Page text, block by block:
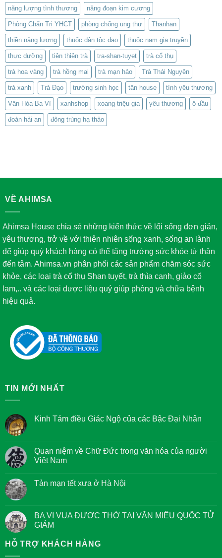
năng lượng tình thương năng đoạn kim cương
Phòng Chẩn Trị YHCT phòng chống ung thư Thanhan
thiền năng lượng thuốc dân tộc dao thuốc nam gia truyền
thực dưỡng tiên thiên trà tra-shan-tuyet trà cổ thụ
trà hoa vàng trà hồng mai trà mạn hảo Trà Thái Nguyên
trà xanh Trà Đạo trường sinh học tân house tình yêu thương
Vân Hòa Ba Vì xanhshop xoang triệu gia yêu thương ô đầu
đoàn hải an đông trùng hạ thảo
VỀ AHIMSA
Ahimsa House chia sẻ những kiến thức về lối sống đơn giản,
yêu thương, trở về với thiên nhiên sống xanh, sống an lành
để giúp quý khách hàng có thể tăng trưởng sức khỏe từ thân
đến tâm. Ahimsa.vn phân phối các sản phẩm chăm sóc sức
khỏe, các loại trà cổ thụ Shan tuyết, trà thìa canh, giảo cổ
lam,.. và các loại dược liệu quý giúp phòng và chữa bệnh
hiệu quả.
TIN MỚI NHẤT
Kinh Tám điều Giác Ngộ của các Bậc Đại Nhân
luận
ở
Kinh
Giác
Ngộ
Đại
Nhân
Quan niệm về Chữ Đức trong văn hóa của người
Việt Nam
bình
về
Chữ
Đức
văn
hóa
Tản mạn tết xưa ở Hà Nội
luận
ở
Tản
xưa
BA VỊ VUA ĐƯỢC THỜ TẠI VĂN MIẾU QUỐC TỬ
GIÁM
có
bình
HỖ TRỢ KHÁCH HÀNG